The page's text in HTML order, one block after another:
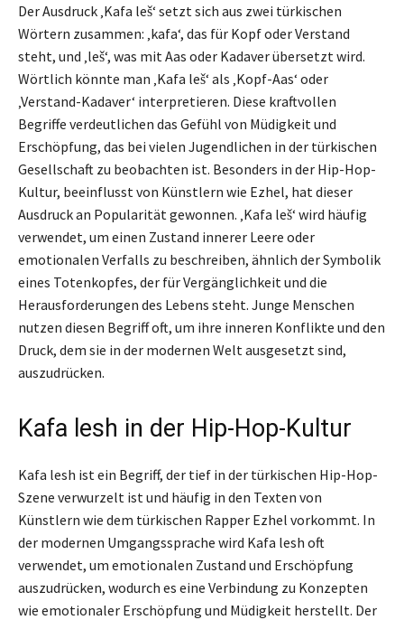
Der Ausdruck ‚Kafa leš‘ setzt sich aus zwei türkischen
Wörtern zusammen: ‚kafa‘, das für Kopf oder Verstand
steht, und ‚leš‘, was mit Aas oder Kadaver übersetzt wird.
Wörtlich könnte man ‚Kafa leš‘ als ‚Kopf-Aas‘ oder
‚Verstand-Kadaver‘ interpretieren. Diese kraftvollen
Begriffe verdeutlichen das Gefühl von Müdigkeit und
Erschöpfung, das bei vielen Jugendlichen in der türkischen
Gesellschaft zu beobachten ist. Besonders in der Hip-Hop-
Kultur, beeinflusst von Künstlern wie Ezhel, hat dieser
Ausdruck an Popularität gewonnen. ‚Kafa leš‘ wird häufig
verwendet, um einen Zustand innerer Leere oder
emotionalen Verfalls zu beschreiben, ähnlich der Symbolik
eines Totenkopfes, der für Vergänglichkeit und die
Herausforderungen des Lebens steht. Junge Menschen
nutzen diesen Begriff oft, um ihre inneren Konflikte und den
Druck, dem sie in der modernen Welt ausgesetzt sind,
auszudrücken.
Kafa lesh in der Hip-Hop-Kultur
Kafa lesh ist ein Begriff, der tief in der türkischen Hip-Hop-
Szene verwurzelt ist und häufig in den Texten von
Künstlern wie dem türkischen Rapper Ezhel vorkommt. In
der modernen Umgangssprache wird Kafa lesh oft
verwendet, um emotionalen Zustand und Erschöpfung
auszudrücken, wodurch es eine Verbindung zu Konzepten
wie emotionaler Erschöpfung und Müdigkeit herstellt. Der